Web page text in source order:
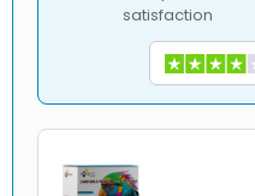
satisfaction